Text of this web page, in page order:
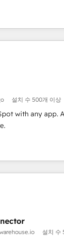
설치 수 500개 이상
with any app.
설치 수